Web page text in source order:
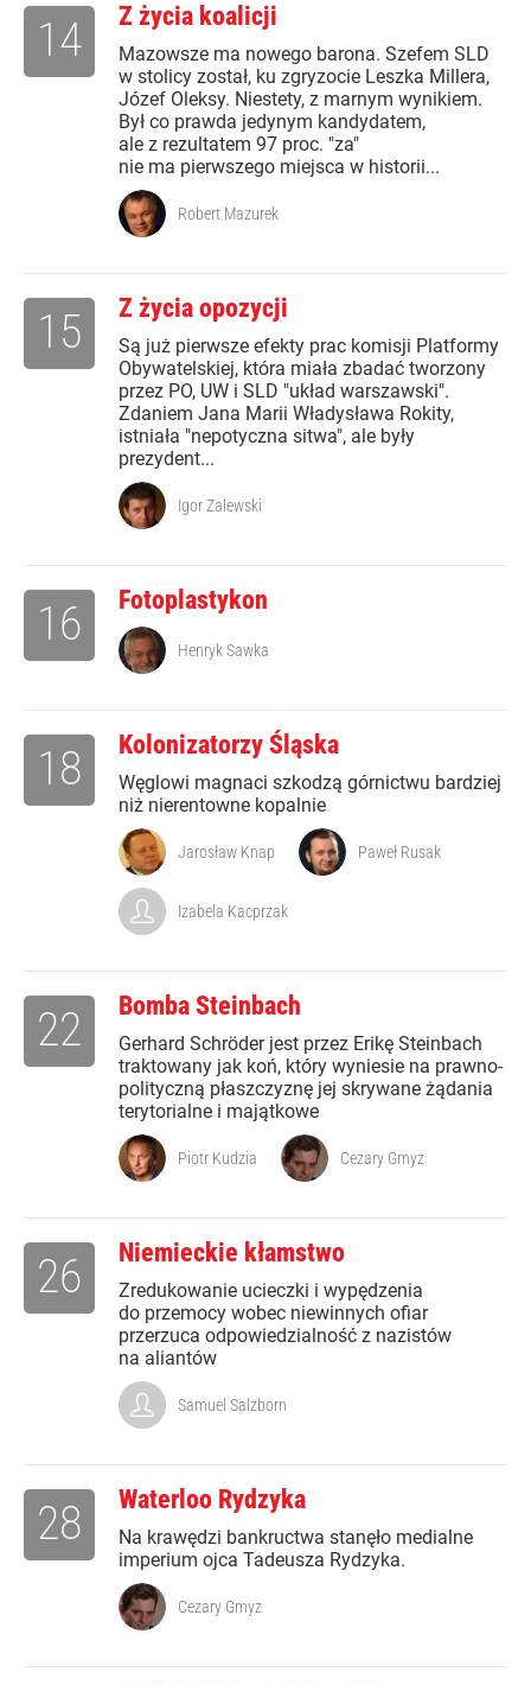
Z życia koalicji
Mazowsze ma nowego barona. Szefem SLD
w stolicy został, ku zgryzocie Leszka Millera,
Józef Oleksy. Niestety, z marnym wynikiem.
Był co prawda jedynym kandydatem,
ale z rezultatem 97 proc. "za"
nie ma pierwszego miejsca w historii...
14
Robert Mazurek
Z życia opozycji
Są już pierwsze efekty prac komisji Platformy
Obywatelskiej, która miała zbadać tworzony
przez PO, UW i SLD "układ warszawski".
Zdaniem Jana Marii Władysława Rokity,
istniała "nepotyczna sitwa", ale były
prezydent...
15
Igor Zalewski
Fotoplastykon
16 Henryk Sawka
Kolonizatorzy Śląska
Węglowi magnaci szkodzą górnictwu bardziej
niż nierentowne kopalnie
18
Jarosław Knap Paweł Rusak
Izabela Kacprzak
Bomba Steinbach
Gerhard Schröder jest przez Erikę Steinbach
traktowany jak koń, który wyniesie na prawno-
polityczną płaszczyznę jej skrywane żądania
terytorialne i majątkowe
22
Piotr Kudzia Cezary Gmyz
Niemieckie kłamstwo
Zredukowanie ucieczki i wypędzenia
do przemocy wobec niewinnych ofiar
przerzuca odpowiedzialność z nazistów
na aliantów
26
Samuel Salzborn
Waterloo Rydzyka
Na krawędzi bankructwa stanęło medialne
imperium ojca Tadeusza Rydzyka.
28
Cezary Gmyz